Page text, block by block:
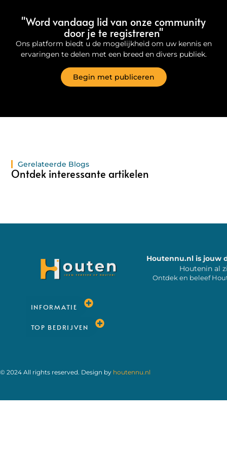
"Word vandaag lid van onze community
door je te registreren"
Ons platform biedt u de mogelijkheid om uw kennis en
ervaringen te delen met een breed en divers publiek.
Begin met publiceren
Gerelateerde Blogs
Ontdek interessante artikelen
Houtennu.nl is jouw
Houtenin al
Ontdek en beleef
INFORMATIE
TOP BEDRIJVEN
© 2024 All rights reserved. Design by houtennu.nl